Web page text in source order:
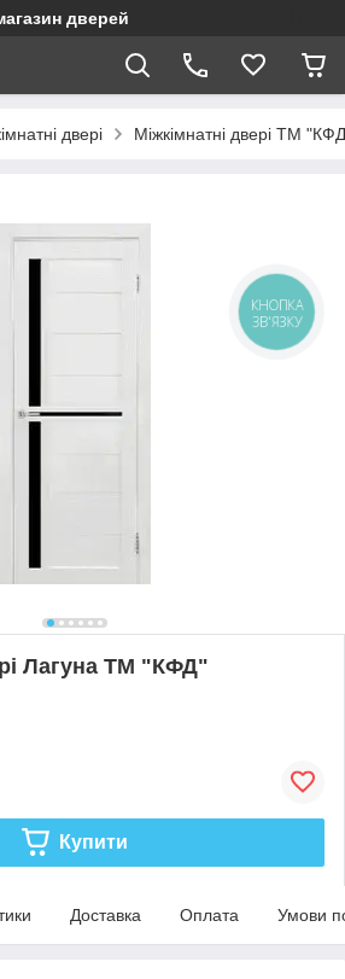
дверей
двері Міжкімнатні двері ТМ
Лагуна ТМ "КФД"
Купити
Доставка Оплата Умови
КНОПКА
ЗВ'ЯЗКУ